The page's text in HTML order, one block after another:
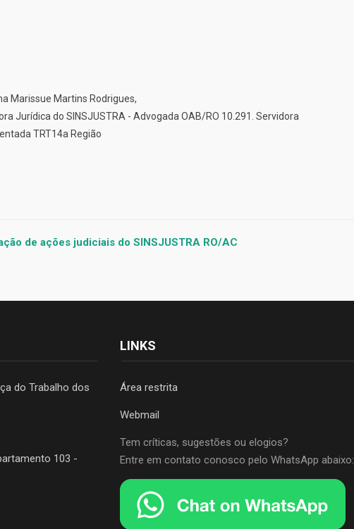
Marissue Martins Rodrigues,
Jurídica do SINSJUSTRA - Advogada OAB/RO 10.291. Servidora
TRT14a Região
de ações judiciais do SINSJUSTRA RO/AC
do Trabalho dos
103 -
LINKS
Área restrita
Webmail
Tem críticas, sugestões ou elogios?
Entre em contato conosco pelo WhatsApp abaixo: